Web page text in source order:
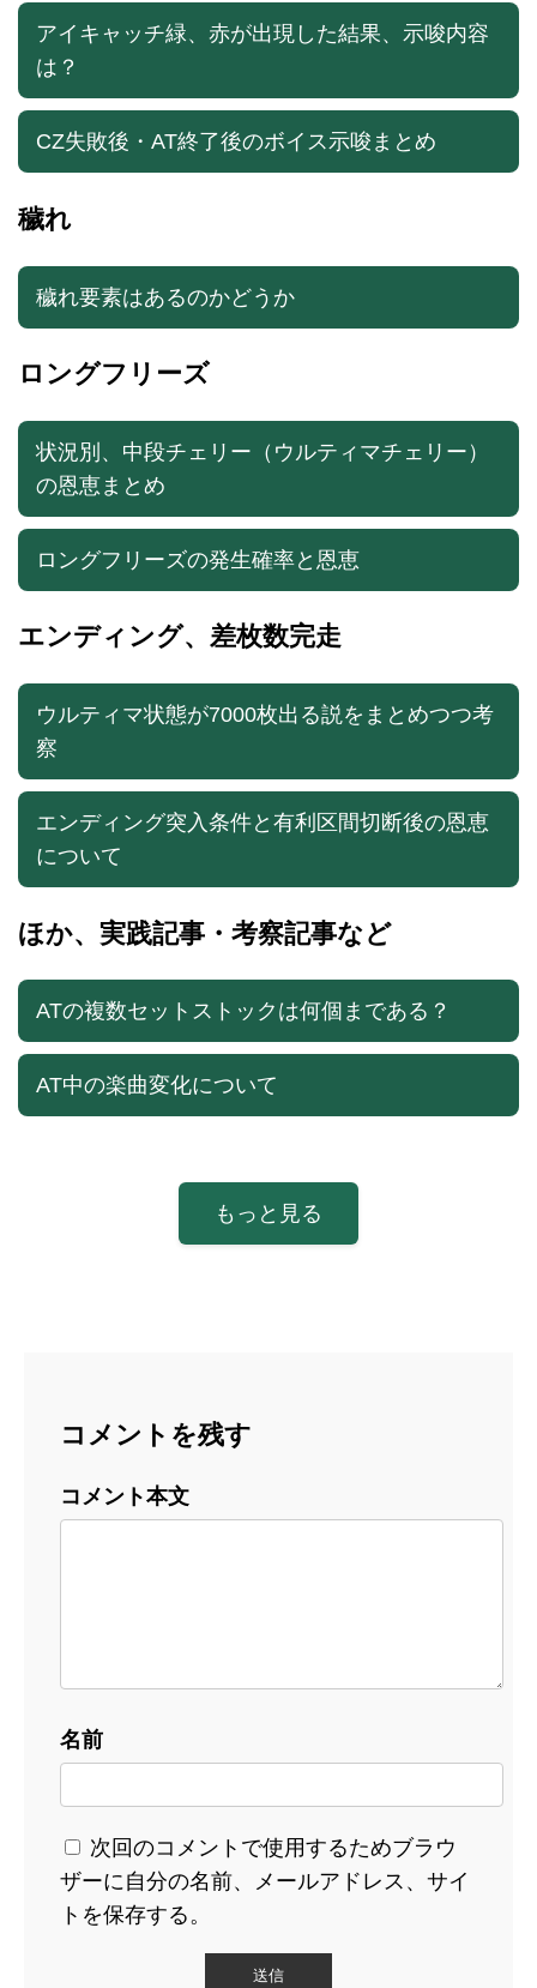
アイキャッチ緑、赤が出現した結果、示唆内容
は？
CZ失敗後・AT終了後のボイス示唆まとめ
穢れ
穢れ要素はあるのかどうか
ロングフリーズ
状況別、中段チェリー（ウルティマチェリー）
の恩恵まとめ
ロングフリーズの発生確率と恩恵
エンディング、差枚数完走
ウルティマ状態が7000枚出る説をまとめつつ考
察
エンディング突入条件と有利区間切断後の恩恵
について
ほか、実践記事・考察記事など
ATの複数セットストックは何個まである？
AT中の楽曲変化について
もっと見る
コメントを残す
コメント本文
名前
次回のコメントで使用するためブラウ
ザーに自分の名前、メールアドレス、サイ
トを保存する。